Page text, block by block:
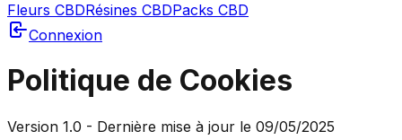
Fleurs CBDRésines CBDPacks CBD
Connexion
Politique de Cookies
Version 1.0 - Dernière mise à jour le 09/05/2025